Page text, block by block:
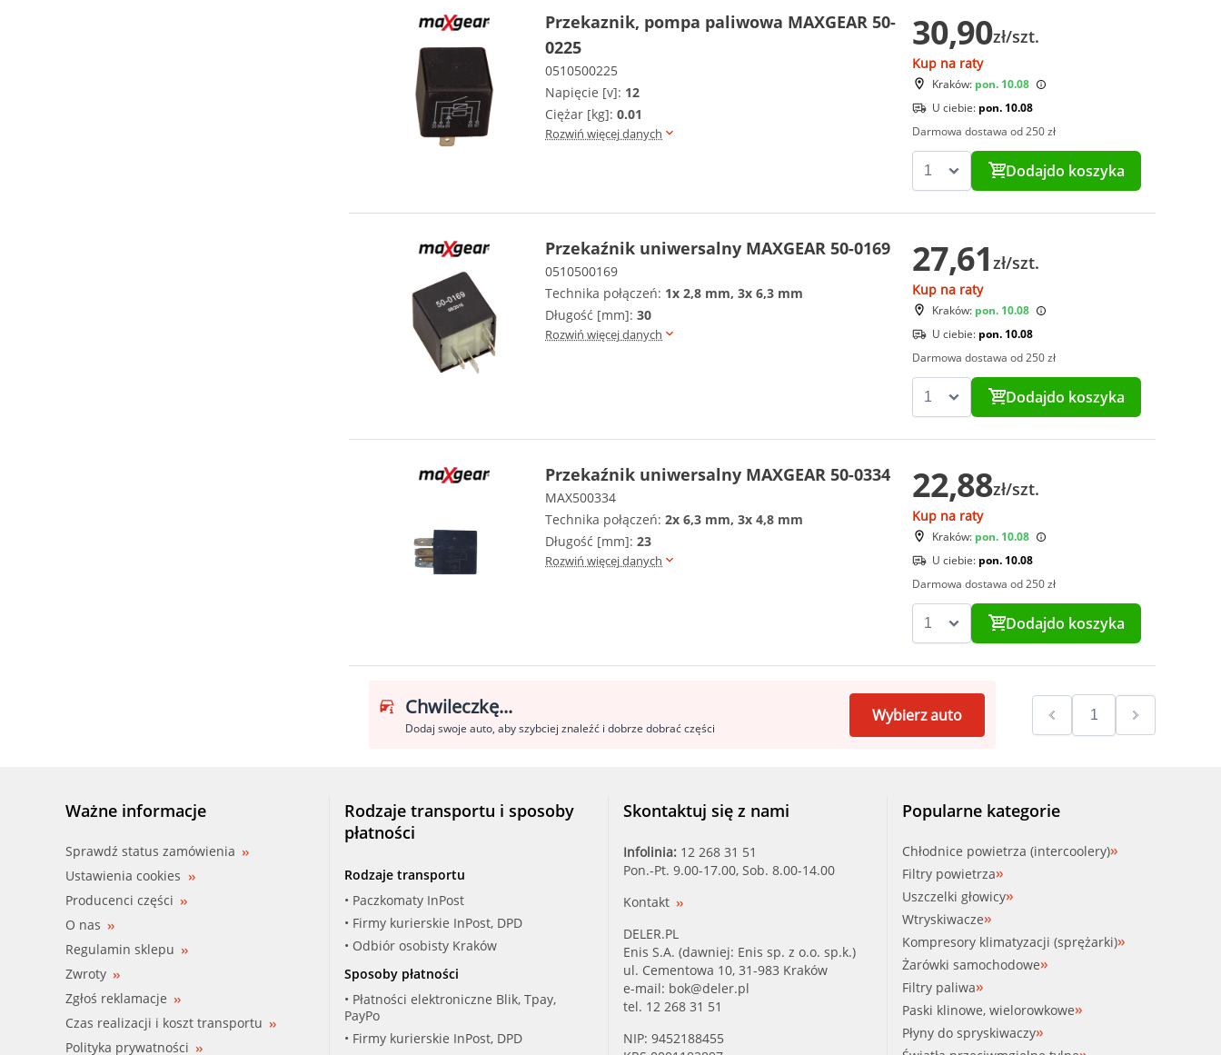
Przekaznik, pompa paliwowa MAXGEAR 50-
0225
0510500225
Napięcie [v]: 12
Ciężar [kg]: 0.01
Rozwiń więcej danych
30,90zł/szt.
Kup na raty
Kraków: pon. 10.08
U ciebie: pon. 10.08
Darmowa dostawa od 250 zł
Dodajdo koszyka
Przekaźnik uniwersalny MAXGEAR 50-0169
0510500169
Technika połączeń: 1x 2,8 mm, 3x 6,3 mm
Długość [mm]: 30
Rozwiń więcej danych
27,61 zł/szt.
Kup na raty
Kraków: pon. 10.08
U ciebie: pon. 10.08
Darmowa dostawa od 250 zł
Dodajdo koszyka
Przekaźnik uniwersalny MAXGEAR 50-0334
MAX500334
Technika połączeń: 2x 6,3 mm, 3x 4,8 mm
Długość [mm]: 23
Rozwiń więcej danych
22,88zł/szt.
Kup na raty
Kraków: pon. 10.08
U ciebie: pon. 10.08
Darmowa dostawa od 250 zł
Dodajdo koszyka
Chwileczkę...
Dodaj swoje auto, aby szybciej znaleźć i dobrze dobrać części
Wybierz auto
Ważne informacje
Sprawdź status zamówienia
Ustawienia cookies
Producenci części
O nas
Regulamin sklepu
Zwroty
Zgłoś reklamacje
Czas realizacji i koszt transportu
Polityka prywatności
Rodzaje transportu i sposoby
płatności
Rodzaje transportu
• Paczkomaty InPost
• Firmy kurierskie InPost, DPD
• Odbiór osobisty Kraków
Sposoby płatności
• Płatności elektroniczne Blik, Tpay,
PayPo
• Firmy kurierskie InPost, DPD
Skontaktuj się z nami
Infolinia: 12 268 31 51
Pon.-Pt. 9.00-17.00, Sob. 8.00-14.00
Kontakt
DELER.PL
Enis S.A. (dawniej: Enis sp. z o.o. sp.k.)
ul. Cementowa 10, 31-983 Kraków
e-mail: bok@deler.pl
tel. 12 268 31 51
NIP: 9452188455
Popularne kategorie
Chłodnice powietrza (intercoolery)
Filtry powietrza
Uszczelki głowicy
Wtryskiwacze
Kompresory klimatyzacji (sprężarki)
Żarówki samochodowe
Filtry paliwa
Paski klinowe, wielorowkowe
Płyny do spryskiwaczy